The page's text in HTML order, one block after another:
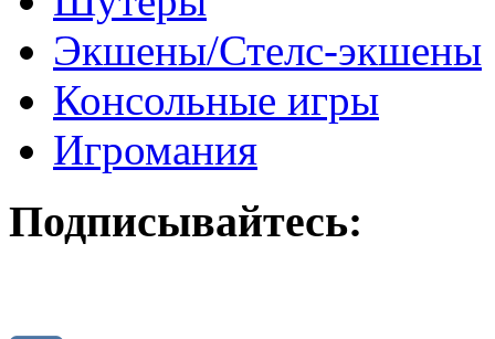
Экшены/Стелс-экшены
Консольные игры
Игромания
Подписывайтесь: